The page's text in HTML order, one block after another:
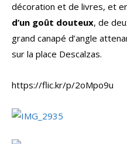
décoration et de livres, et
d’un goût douteux, de
grand canapé d’angle
sur la place Descalzas.
https://flic.kr/p/2oMpo9u